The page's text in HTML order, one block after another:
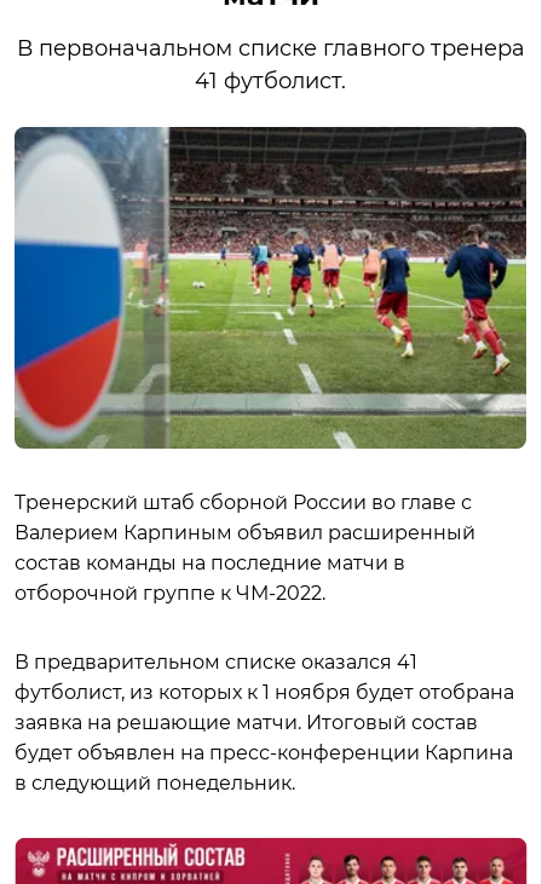
В первоначальном списке главного тренера
41 футболист.
Тренерский штаб сборной России во главе с
Валерием Карпиным объявил расширенный
состав команды на последние матчи в
отборочной группе к ЧМ-2022.
В предварительном списке оказался 41
футболист, из которых к 1 ноября будет отобрана
заявка на решающие матчи. Итоговый состав
будет объявлен на пресс-конференции Карпина
в следующий понедельник.